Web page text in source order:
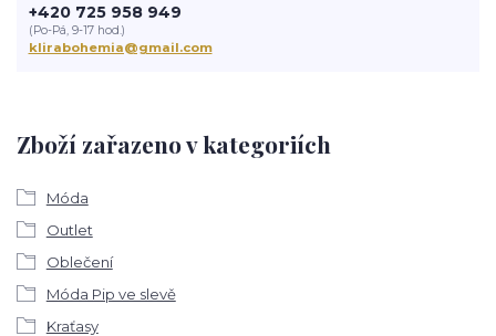
Zboží zařazeno v kategoriích
Móda
Outlet
Oblečení
Móda Pip ve slevě
Kraťasy
+420 725 958 949
(Po-Pá, 9-17 hod.)
klirabohemia@gmail.com